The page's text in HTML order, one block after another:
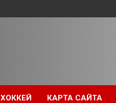
ХОККЕЙ КАРТА САЙТА